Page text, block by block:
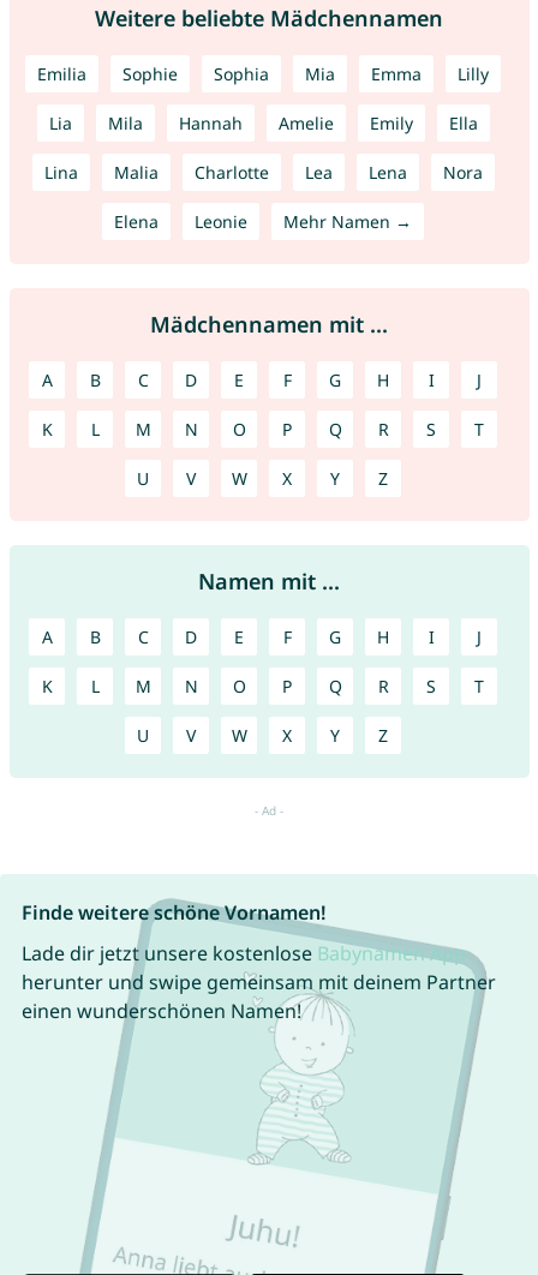
Weitere beliebte Mädchennamen
Emilia Sophie Sophia Mia Emma Lilly
Lia Mila Hannah Amelie Emily Ella
Lina Malia Charlotte Lea Lena Nora
Elena Leonie Mehr Namen →
Mädchennamen mit ...
A B C D E F G H I J
K L M N O P Q R S T
U V W X Y Z
Namen mit ...
A B C D E F G H I J
K L M N O P Q R S T
U V W X Y Z
Finde weitere schöne Vornamen!
Lade dir jetzt unsere kostenlose Babynamen App
herunter und swipe gemeinsam mit deinem Partner
einen wunderschönen Namen!